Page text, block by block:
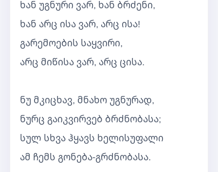
ხან უგნური ვარ, ხან ბრძენი,
ხან არც ისა ვარ, არც ისა!
გარემოების საყვირი,
არც მიწისა ვარ, არც ცისა.
ნუ მკიცხავ, მნახო უგნურად,
ნურც გაიკვირვებ ბრძნობასა;
სულ სხვა ჰყავს ხელისუფალი
ამ ჩემს გონება-გრძნობასა.